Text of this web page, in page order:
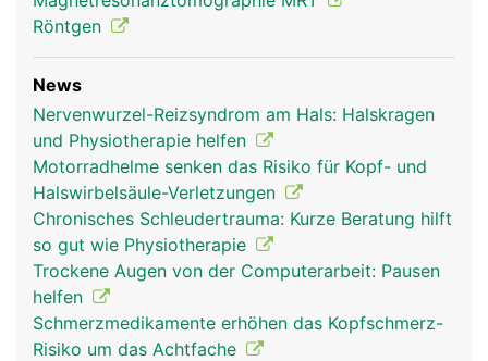
Röntgen
News
Nervenwurzel-Reizsyndrom am Hals: Halskragen
und Physiotherapie helfen
Motorradhelme senken das Risiko für Kopf- und
Halswirbelsäule-Verletzungen
Chronisches Schleudertrauma: Kurze Beratung hilft
so gut wie Physiotherapie
Trockene Augen von der Computerarbeit: Pausen
helfen
Schmerzmedikamente erhöhen das Kopfschmerz-
Risiko um das Achtfache